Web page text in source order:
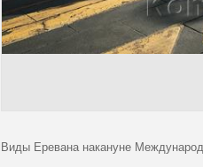
Виды Еревана накануне